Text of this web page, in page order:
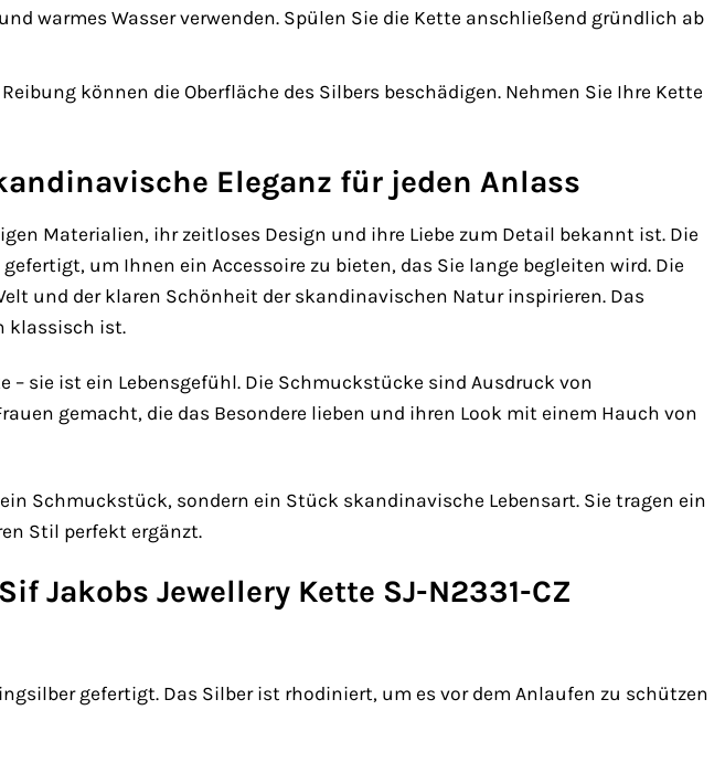
warmes Wasser verwenden. Spülen Sie die Kette anschließend gründlich ab
können die Oberfläche des Silbers beschädigen. Nehmen Sie Ihre Kette
Eleganz für jeden Anlass
Materialien, ihr zeitloses Design und ihre Liebe zum Detail bekannt ist. Die
um Ihnen ein Accessoire zu bieten, das Sie lange begleiten wird. Die
und der klaren Schönheit der skandinavischen Natur inspirieren. Das
klassisch ist.
– sie ist ein Lebensgefühl. Die Schmuckstücke sind Ausdruck von
gemacht, die das Besondere lieben und ihren Look mit einem Hauch von
Schmuckstück, sondern ein Stück skandinavische Lebensart. Sie tragen ein
Stil perfekt ergänzt.
Jakobs Jewellery Kette SJ-N2331-CZ
gefertigt. Das Silber ist rhodiniert, um es vor dem Anlaufen zu schützen